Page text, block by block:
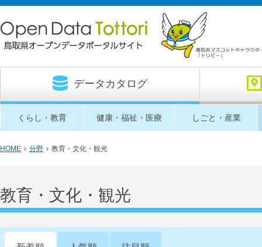
データカタログ
くらし・教育 健康・福祉・医療 しごと・産業
HOME › 分野 › 教育・文化・観光
教育・文化・観光